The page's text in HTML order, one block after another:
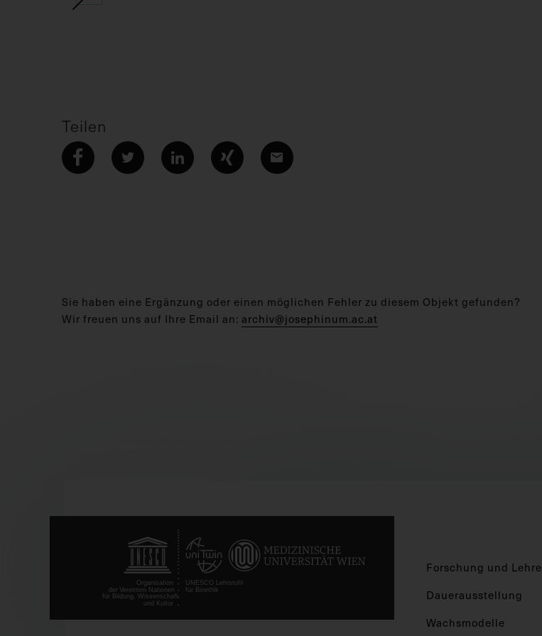
Teilen
Sie haben eine Ergänzung oder einen möglichen Fehler zu diesem Objekt gefunden?
Wir freuen uns auf Ihre Email an: archiv@josephinum.ac.at
Forschung und Lehre
Dauerausstellung
Wachsmodelle